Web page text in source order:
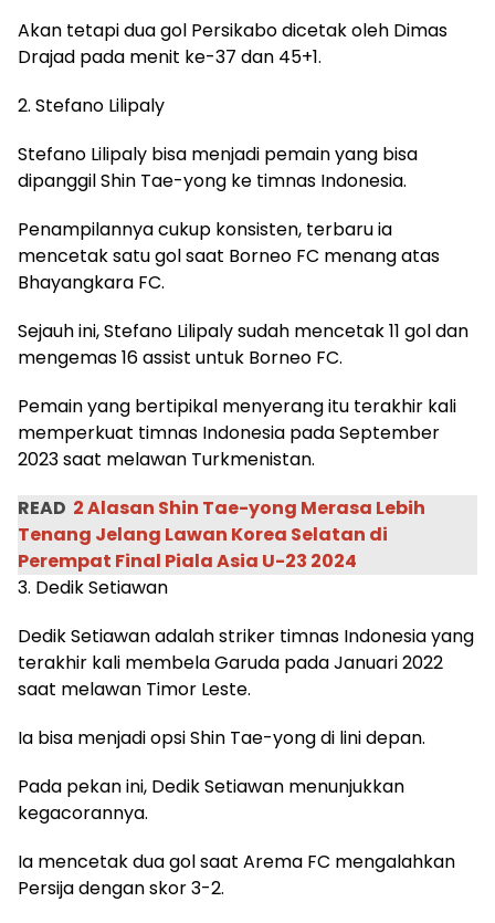
Akan tetapi dua gol Persikabo dicetak oleh Dimas
Drajad pada menit ke-37 dan 45+1.
2. Stefano Lilipaly
Stefano Lilipaly bisa menjadi pemain yang bisa
dipanggil Shin Tae-yong ke timnas Indonesia.
Penampilannya cukup konsisten, terbaru ia
mencetak satu gol saat Borneo FC menang atas
Bhayangkara FC.
Sejauh ini, Stefano Lilipaly sudah mencetak 11 gol dan
mengemas 16 assist untuk Borneo FC.
Pemain yang bertipikal menyerang itu terakhir kali
memperkuat timnas Indonesia pada September
2023 saat melawan Turkmenistan.
READ 2 Alasan Shin Tae-yong Merasa Lebih
Tenang Jelang Lawan Korea Selatan di
Perempat Final Piala Asia U-23 2024
3. Dedik Setiawan
Dedik Setiawan adalah striker timnas Indonesia yang
terakhir kali membela Garuda pada Januari 2022
saat melawan Timor Leste.
Ia bisa menjadi opsi Shin Tae-yong di lini depan.
Pada pekan ini, Dedik Setiawan menunjukkan
kegacorannya.
Ia mencetak dua gol saat Arema FC mengalahkan
Persija dengan skor 3-2.